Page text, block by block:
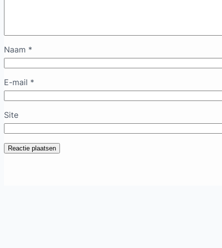
Naam *
E-mail *
Site